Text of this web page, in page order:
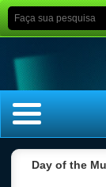
Day of the